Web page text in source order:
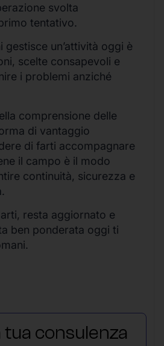
svolta
tentativo.
un’attività oggi è
scelte consapevoli e
i problemi anziché
comprensione delle
di vantaggio
di farti accompagnare
il campo è il modo
continuità, sicurezza e
resta aggiornato e
ben ponderata oggi ti
tua consulenza